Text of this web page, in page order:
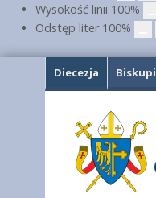
Wysokość linii 100%
Odstęp liter 100%
Diecezja Biskupi